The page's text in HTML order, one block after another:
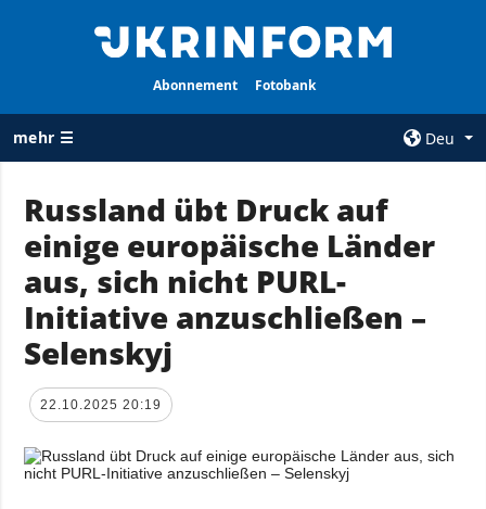
Abonnement Fotobank
mehr ☰
Deu
ALLE
RUBRIKEN
Krieg
Wiederaufbau
der Ukraine
Politik
Wirtschaft
Militär
AGENTUR
Über uns
Kontakte
personenbezogener
Daten
Russland übt Druck auf
einige europäische Länder
aus, sich nicht PURL-
Initiative anzuschließen –
Selenskyj
22.10.2025 20:19